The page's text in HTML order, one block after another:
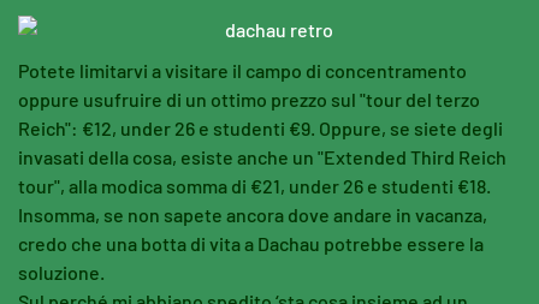
Potete limitarvi a visitare il campo di concentramento
oppure usufruire di un ottimo prezzo sul "tour del terzo
Reich": €12, under 26 e studenti €9. Oppure, se siete degli
invasati della cosa, esiste anche un "Extended Third Reich
tour", alla modica somma di €21, under 26 e studenti €18.
Insomma, se non sapete ancora dove andare in vacanza,
credo che una botta di vita a Dachau potrebbe essere la
soluzione.